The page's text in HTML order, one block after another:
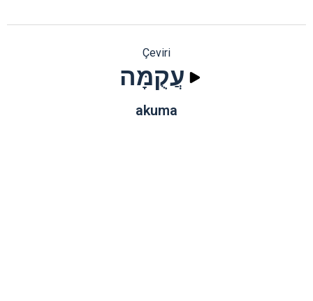
Çeviri
עֲקֻמָּה
akuma